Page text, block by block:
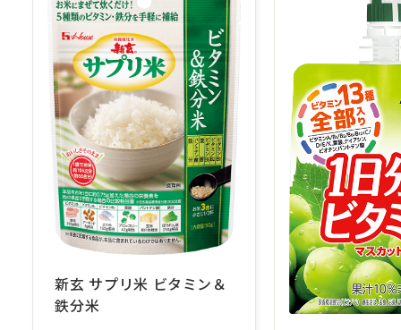
新玄 サプリ米 ビタミン＆
鉄分米